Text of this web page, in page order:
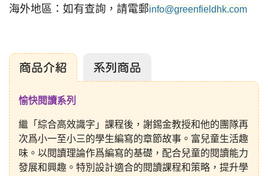
海外地區：如有查詢，請電郵info@greenfieldhk.com
商品介紹 系列商品
愉快閱讀系列
繼「綜合高效識字」課程後，謝錫金教授和他的團隊再
次爲小一至小三的學生編寫的章節故事。富兒童生活趣
味。以閱讀理論作爲編寫的基礎，配合兒童的閱讀能力
發展和興趣。特別設計適合的閱讀課程和策略，提升學